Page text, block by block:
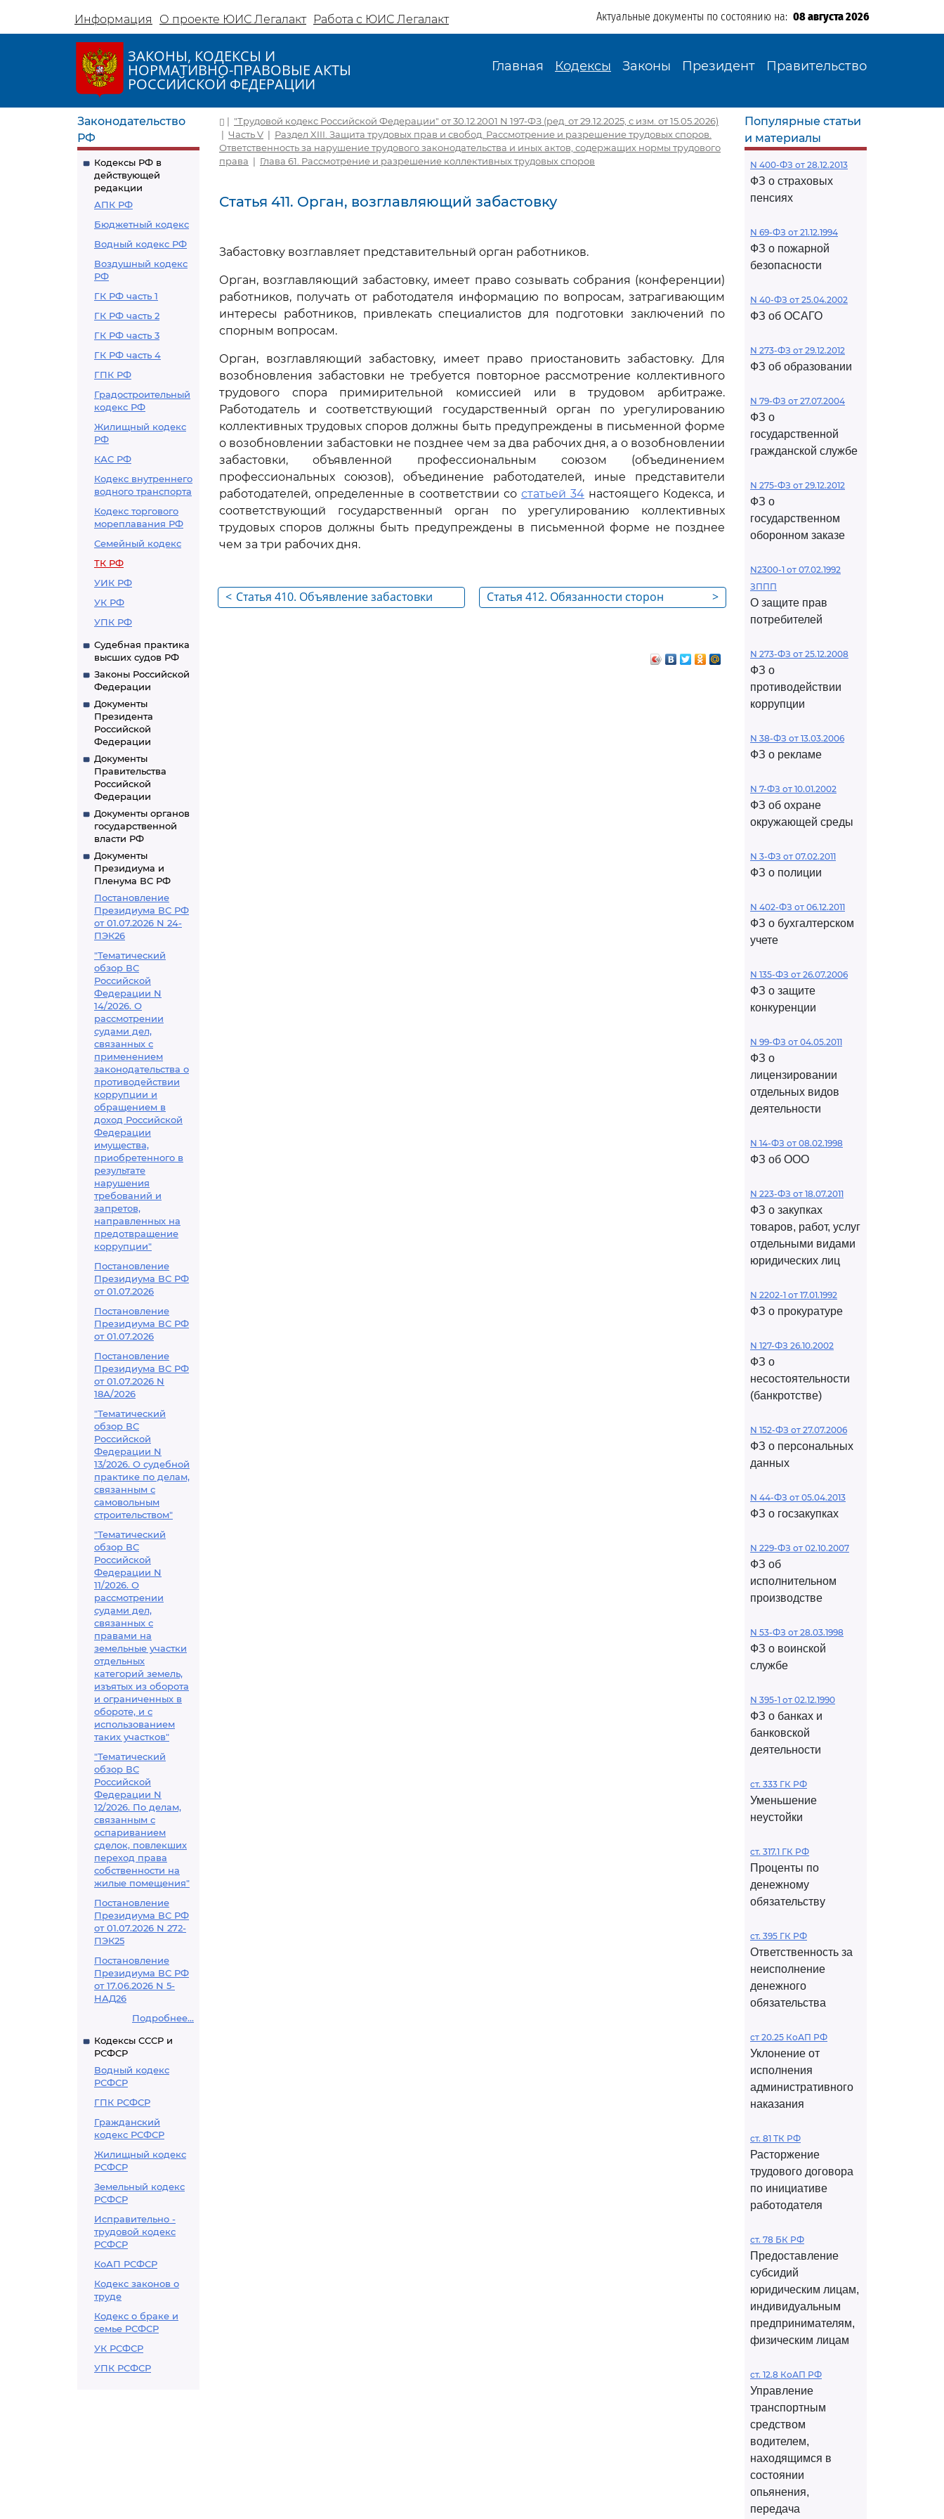
Информация О проекте ЮИС Легалакт Работа с ЮИС Легалакт Актуальные документы по состоянию на: 08 августа 2026
ЗАКОНЫ, КОДЕКСЫ И
НОРМАТИВНО-ПРАВОВЫЕ АКТЫ
РОССИЙСКОЙ ФЕДЕРАЦИИ
Главная Кодексы Законы Президент Правительство
Законодательство
РФ
Кодексы РФ в
действующей
редакции
АПК РФ
Бюджетный кодекс
Водный кодекс РФ
Воздушный кодекс
РФ
ГК РФ часть 1
ГК РФ часть 2
ГК РФ часть 3
ГК РФ часть 4
ГПК РФ
Градостроительный
кодекс РФ
Жилищный кодекс
РФ
КАС РФ
Кодекс внутреннего
водного транспорта
Кодекс торгового
мореплавания РФ
Семейный кодекс
ТК РФ
УИК РФ
УК РФ
УПК РФ
Судебная практика
высших судов РФ
Законы Российской
Федерации
Документы
Президента
Российской
Федерации
Документы
Правительства
Российской
Федерации
Документы органов
государственной
власти РФ
Документы
Президиума и
Пленума ВС РФ
Постановление
Президиума ВС РФ
от 01.07.2026 N 24-
ПЭК26
"Тематический
обзор ВС
Российской
Федерации N
14/2026. О
рассмотрении
судами дел,
связанных с
применением
законодательства о
противодействии
коррупции и
обращением в
доход Российской
Федерации
имущества,
приобретенного в
результате
нарушения
требований и
запретов,
направленных на
предотвращение
коррупции"
Постановление
Президиума ВС РФ
от 01.07.2026
Постановление
Президиума ВС РФ
от 01.07.2026
Постановление
Президиума ВС РФ
от 01.07.2026 N
18А/2026
"Тематический
обзор ВС
Российской
Федерации N
13/2026. О судебной
практике по делам,
связанным с
самовольным
строительством"
"Тематический
обзор ВС
Российской
Федерации N
11/2026. О
рассмотрении
судами дел,
связанных с
правами на
земельные участки
отдельных
категорий земель,
изъятых из оборота
и ограниченных в
обороте, и с
использованием
таких участков"
"Тематический
обзор ВС
Российской
Федерации N
12/2026. По делам,
связанным с
оспариванием
сделок, повлекших
переход права
собственности на
жилые помещения"
Постановление
Президиума ВС РФ
от 01.07.2026 N 272-
ПЭК25
Постановление
Президиума ВС РФ
от 17.06.2026 N 5-
НАД26
Подробнее...
Кодексы СССР и
РСФСР
Водный кодекс
РСФСР
ГПК РСФСР
Гражданский
кодекс РСФСР
Жилищный кодекс
РСФСР
Земельный кодекс
РСФСР
Исправительно -
трудовой кодекс
РСФСР
КоАП РСФСР
Кодекс законов о
труде
Кодекс о браке и
семье РСФСР
УК РСФСР
УПК РСФСР
| "Трудовой кодекс Российской Федерации" от 30.12.2001 N 197-ФЗ (ред. от 29.12.2025, с изм. от 15.05.2026)
| Часть V | Раздел XIII. Защита трудовых прав и свобод. Рассмотрение и разрешение трудовых споров.
Ответственность за нарушение трудового законодательства и иных актов, содержащих нормы трудового
права | Глава 61. Рассмотрение и разрешение коллективных трудовых споров
Статья 411. Орган, возглавляющий забастовку
Забастовку возглавляет представительный орган работников.
Орган, возглавляющий забастовку, имеет право созывать собрания (конференции)
работников, получать от работодателя информацию по вопросам, затрагивающим
интересы работников, привлекать специалистов для подготовки заключений по
спорным вопросам.
Орган, возглавляющий забастовку, имеет право приостановить забастовку. Для
возобновления забастовки не требуется повторное рассмотрение коллективного
трудового спора примирительной комиссией или в трудовом арбитраже.
Работодатель и соответствующий государственный орган по урегулированию
коллективных трудовых споров должны быть предупреждены в письменной форме
о возобновлении забастовки не позднее чем за два рабочих дня, а о возобновлении
забастовки, объявленной профессиональным союзом (объединением
профессиональных союзов), объединение работодателей, иные представители
работодателей, определенные в соответствии со статьей 34 настоящего Кодекса, и
соответствующий государственный орган по урегулированию коллективных
трудовых споров должны быть предупреждены в письменной форме не позднее
чем за три рабочих дня.
< Статья 410. Объявление забастовки >
Статья 412. Обязанности сторон
Популярные статьи
и материалы
N 400-ФЗ от 28.12.2013
ФЗ о страховых
пенсиях
N 69-ФЗ от 21.12.1994
ФЗ о пожарной
безопасности
N 40-ФЗ от 25.04.2002
ФЗ об ОСАГО
N 273-ФЗ от 29.12.2012
ФЗ об образовании
N 79-ФЗ от 27.07.2004
ФЗ о
государственной
гражданской службе
N 275-ФЗ от 29.12.2012
ФЗ о
государственном
оборонном заказе
N2300-1 от 07.02.1992
ЗППП
О защите прав
потребителей
N 273-ФЗ от 25.12.2008
ФЗ о
противодействии
коррупции
N 38-ФЗ от 13.03.2006
ФЗ о рекламе
N 7-ФЗ от 10.01.2002
ФЗ об охране
окружающей среды
N 3-ФЗ от 07.02.2011
ФЗ о полиции
N 402-ФЗ от 06.12.2011
ФЗ о бухгалтерском
учете
N 135-ФЗ от 26.07.2006
ФЗ о защите
конкуренции
N 99-ФЗ от 04.05.2011
ФЗ о
лицензировании
отдельных видов
деятельности
N 14-ФЗ от 08.02.1998
ФЗ об ООО
N 223-ФЗ от 18.07.2011
ФЗ о закупках
товаров, работ, услуг
отдельными видами
юридических лиц
N 2202-1 от 17.01.1992
ФЗ о прокуратуре
N 127-ФЗ 26.10.2002
ФЗ о
несостоятельности
(банкротстве)
N 152-ФЗ от 27.07.2006
ФЗ о персональных
данных
N 44-ФЗ от 05.04.2013
ФЗ о госзакупках
N 229-ФЗ от 02.10.2007
ФЗ об
исполнительном
производстве
N 53-ФЗ от 28.03.1998
ФЗ о воинской
службе
N 395-1 от 02.12.1990
ФЗ о банках и
банковской
деятельности
ст. 333 ГК РФ
Уменьшение
неустойки
ст. 317.1 ГК РФ
Проценты по
денежному
обязательству
ст. 395 ГК РФ
Ответственность за
неисполнение
денежного
обязательства
ст 20.25 КоАП РФ
Уклонение от
исполнения
административного
наказания
ст. 81 ТК РФ
Расторжение
трудового договора
по инициативе
работодателя
ст. 78 БК РФ
Предоставление
субсидий
юридическим лицам,
индивидуальным
предпринимателям,
физическим лицам
ст. 12.8 КоАП РФ
Управление
транспортным
средством
водителем,
находящимся в
состоянии
опьянения,
передача